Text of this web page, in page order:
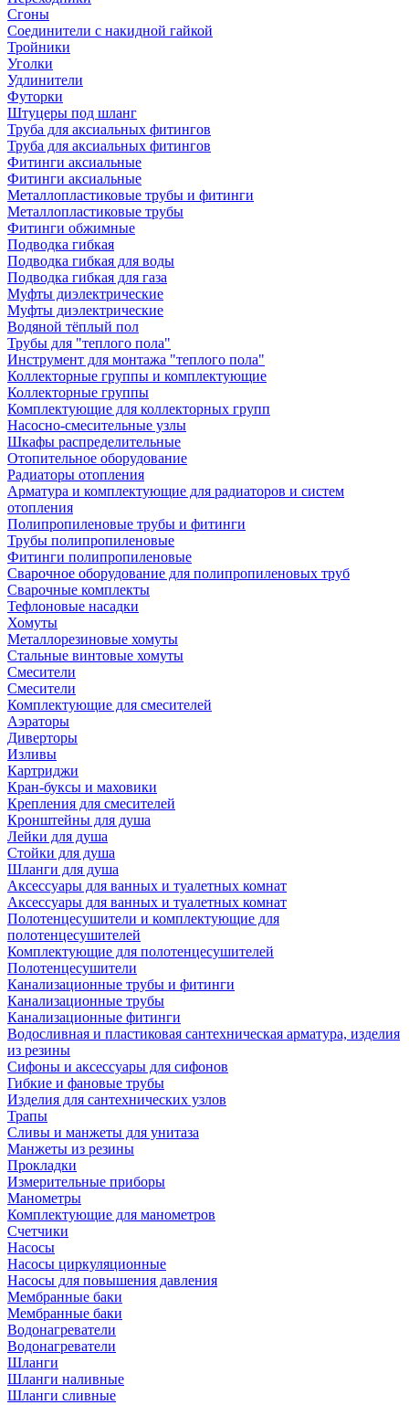
Сгоны
Соединители с накидной гайкой
Тройники
Уголки
Удлинители
Футорки
Штуцеры под шланг
Труба для аксиальных фитингов
Труба для аксиальных фитингов
Фитинги аксиальные
Фитинги аксиальные
Металлопластиковые трубы и фитинги
Металлопластиковые трубы
Фитинги обжимные
Подводка гибкая
Подводка гибкая для воды
Подводка гибкая для газа
Муфты диэлектрические
Муфты диэлектрические
Водяной тёплый пол
Трубы для "теплого пола"
Инструмент для монтажа "теплого пола"
Коллекторные группы и комплектующие
Коллекторные группы
Комплектующие для коллекторных групп
Насосно-смесительные узлы
Шкафы распределительные
Отопительное оборудование
Радиаторы отопления
Арматура и комплектующие для радиаторов и систем
отопления
Полипропиленовые трубы и фитинги
Трубы полипропиленовые
Фитинги полипропиленовые
Сварочное оборудование для полипропиленовых труб
Сварочные комплекты
Тефлоновые насадки
Хомуты
Металлорезиновые хомуты
Стальные винтовые хомуты
Смесители
Смесители
Комплектующие для смесителей
Аэраторы
Диверторы
Изливы
Картриджи
Кран-буксы и маховики
Крепления для смесителей
Кронштейны для душа
Лейки для душа
Стойки для душа
Шланги для душа
Аксессуары для ванных и туалетных комнат
Аксессуары для ванных и туалетных комнат
Полотенцесушители и комплектующие для
полотенцесушителей
Комплектующие для полотенцесушителей
Полотенцесушители
Канализационные трубы и фитинги
Канализационные трубы
Канализационные фитинги
Водосливная и пластиковая сантехническая арматура, изделия
из резины
Сифоны и аксессуары для сифонов
Гибкие и фановые трубы
Изделия для сантехнических узлов
Трапы
Сливы и манжеты для унитаза
Манжеты из резины
Прокладки
Измерительные приборы
Манометры
Комплектующие для манометров
Счетчики
Насосы
Насосы циркуляционные
Насосы для повышения давления
Мембранные баки
Мембранные баки
Водонагреватели
Водонагреватели
Шланги
Шланги наливные
Шланги сливные